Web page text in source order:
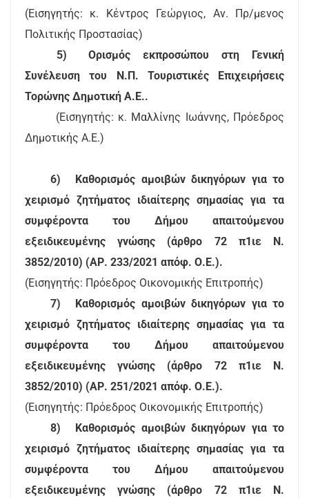
(Εισηγητής: κ. Κέντρος Γεώργιος, Αν. Πρ/μενος
Πολιτικής Προστασίας)
5)
Ορισμός εκπροσώπου στη Γενική
Συνέλευση του Ν.Π. Τουριστικές Επιχειρήσεις
Τορώνης Δημοτική Α.Ε..
(Εισηγητής: κ. Μαλλίνης Ιωάννης, Πρόεδρος
Δημοτικής Α.Ε.)
6)
Καθορισμός αμοιβών δικηγόρων για το
χειρισμό ζητήματος ιδιαίτερης σημασίας για τα
συμφέροντα του Δήμου απαιτούμενου
εξειδικευμένης γνώσης (άρθρο 72 π1ιε Ν.
3852/2010) (ΑΡ. 233/2021 απόφ. Ο.Ε.).
(Εισηγητής: Πρόεδρος Οικονομικής Επιτροπής)
7)
Καθορισμός αμοιβών δικηγόρων για το
χειρισμό ζητήματος ιδιαίτερης σημασίας για τα
συμφέροντα του Δήμου απαιτούμενου
εξειδικευμένης γνώσης (άρθρο 72 π1ιε Ν.
3852/2010) (ΑΡ. 251/2021 απόφ. Ο.Ε.).
(Εισηγητής: Πρόεδρος Οικονομικής Επιτροπής)
8)
Καθορισμός αμοιβών δικηγόρων για το
χειρισμό ζητήματος ιδιαίτερης σημασίας για τα
συμφέροντα του Δήμου απαιτούμενου
εξειδικευμένης γνώσης (άρθρο 72 π1ιε Ν.